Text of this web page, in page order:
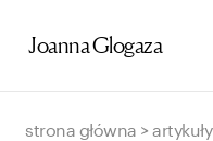
Joanna Glogaza
strona główna > artykuły